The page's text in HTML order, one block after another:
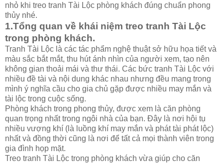
nhỏ khi treo tranh Tài Lộc phòng khách đúng chuẩn phong
thủy nhé.
1.Tổng quan về khái niệm treo tranh Tài Lộc
trong phòng khách.
Tranh Tài Lộc là các tác phẩm nghệ thuật sở hữu họa tiết và
màu sắc bắt mắt, thu hút ánh nhìn của người xem, tạo nên
không gian thoải mái và thư thái. Các bức tranh Tài Lộc với
nhiều đề tài và nội dung khác nhau nhưng đều mang trong
mình ý nghĩa cầu cho gia chủ gặp được nhiều may mắn và
tài lộc trong cuộc sống.
Phòng khách trong phong thủy, được xem là căn phòng
quan trọng nhất trong ngôi nhà của bạn. Đây là nơi hội tụ
nhiều vượng khí (là luồng khí may mắn và phát tài phát lộc)
nhất và đồng thời cũng là nơi để tất cả mọi thành viên trong
gia đình họp mặt.
Treo tranh Tài Lộc trong phòng khách vừa giúp cho căn